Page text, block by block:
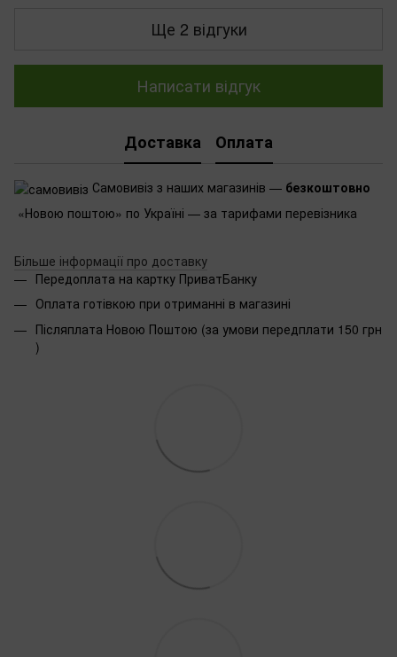
Ще 2 відгуки
Написати відгук
Доставка Оплата
Самовивіз з наших магазинів — безкоштовно
«Новою поштою» по Україні — за тарифами перевізника
Більше інформації про доставку
Передоплата на картку ПриватБанку
Оплата готівкою при отриманні в магазині
Післяплата Новою Поштою (за умови передплати 150 грн
)